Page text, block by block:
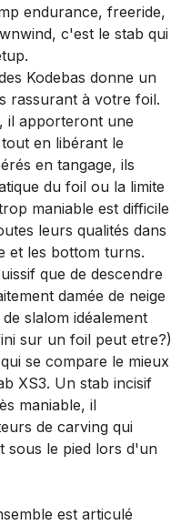
endurance, freeride,
c'est le stab qui
Kodebas donne un
rassurant à votre foil.
il apporteront une
en libérant le
en tangage, ils
du foil ou la limite
maniable est difficile
leurs qualités dans
et les bottom turns.
que de descendre
damée de neige
slalom idéalement
sur un foil peut etre?)
se compare le mieux
XS3. Un stab incisif
maniable, il
de carving qui
sous le pied lors d'un
est articulé